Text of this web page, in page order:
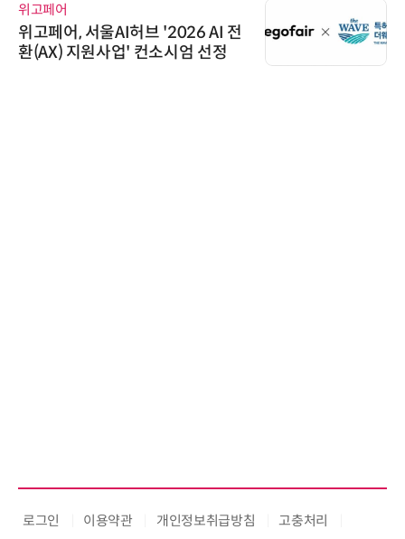
위고페어
위고페어, 서울AI허브 '2026 AI 전
환(AX) 지원사업' 컨소시엄 선정
로그인 이용약관 개인정보취급방침
고충처리